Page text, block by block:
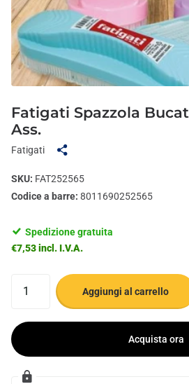
Fatigati Spazzola
Ass.
Fatigati
SKU: FAT252565
Codice a barre: 8011690252565
Spedizione gratuita
€7,53 incl. I.V.A.
Aggiungi al carrello
Acquista ora